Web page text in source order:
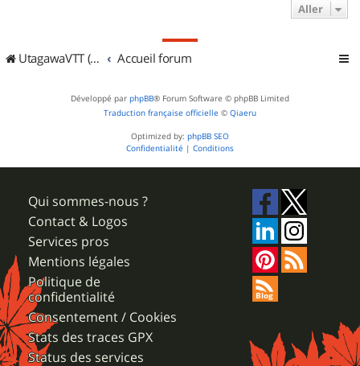
Aller
UtagawaVTT (Randos VTT et VTTAE avec traces GPS) Accueil forum
Développé par phpBB® Forum Software © phpBB Limited
Traduction française officielle © Qiaeru
Optimized by: phpBB SEO
Confidentialité | Conditions
Qui sommes-nous ?
Contact & Logos
Services pros
Mentions légales
Politique de
confidentialité
Consentement / Cookies
Stats des traces GPX
Status des services